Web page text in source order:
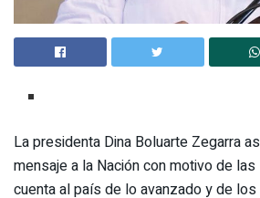
La presidenta Dina Boluarte Zegarra
mensaje a la Nación con motivo de
cuenta al país de lo avanzado y de